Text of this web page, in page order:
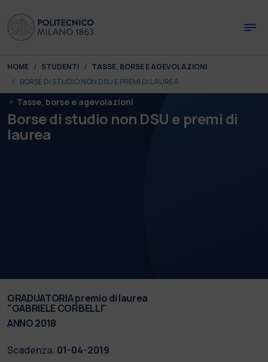
You are here:
HOME STUDENTI
TASSE, BORSE E AGEVOLAZIONI
BORSE DI STUDIO NON DSU E PREMI DI LAUREA
Tasse, borse e agevolazioni
Borse di studio non DSU e premi di
laurea
GRADUATORIA premio di laurea
"GABRIELE CORBELLI"
ANNO 2018
Scadenza: 01-04-2019